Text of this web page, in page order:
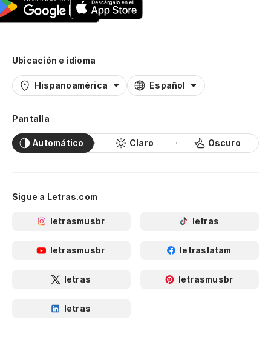
Ubicación e idioma
Hispanoamérica Español
Pantalla
Automático Claro Oscuro
Sigue a Letras.com
letrasmusbr letras
letrasmusbr letraslatam
letras letrasmusbr
letras